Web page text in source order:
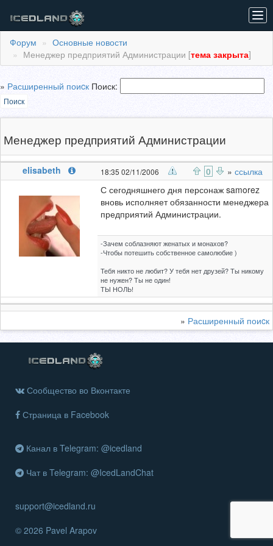
Форум
Основные новости
Менеджер предприятий Администрации [тема закрыта]
» Расширенный поиcк Поиск:
Поиск
Менеджер предприятий Администрации
elisabeth 18:35 02/11/2006 0 » ссылка
С сегодняшнего дня персонаж samorez
вновь исполняет обязанности менеджера
предприятий Администрации.
-Зачем соблазняют женатых и монахов?
-Чтобы потешить собственное самолюбие )
Тебя никто не любит? У тебя нет друзей? Ты никому
не нужен? Ты не один!
ТЫ НОЛЬ!
» Расширенный поиcк
Сообщество во Вконтакте
Страница в Facebook
Канал в Telegram: @icedland
Чат в Telegram: @IcedLandChat
support@icedland.ru
© 2026 Pavel Arapov